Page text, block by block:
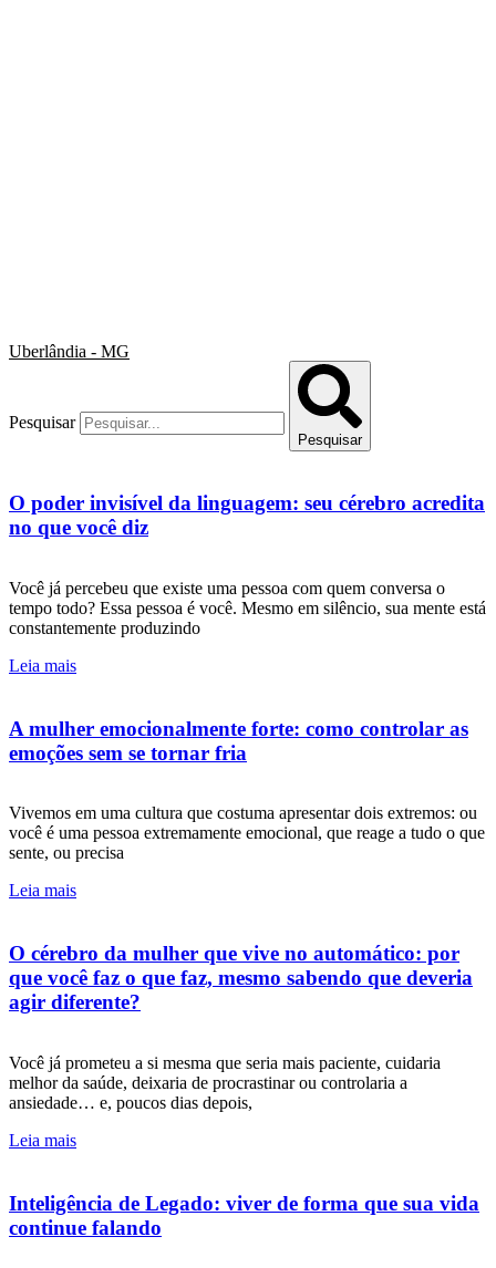
Uberlândia - MG
Pesquisar
Pesquisar
O poder invisível da linguagem: seu cérebro acredita
no que você diz
Você já percebeu que existe uma pessoa com quem conversa o
tempo todo? Essa pessoa é você. Mesmo em silêncio, sua mente está
constantemente produzindo
Leia mais
A mulher emocionalmente forte: como controlar as
emoções sem se tornar fria
Vivemos em uma cultura que costuma apresentar dois extremos: ou
você é uma pessoa extremamente emocional, que reage a tudo o que
sente, ou precisa
Leia mais
O cérebro da mulher que vive no automático: por
que você faz o que faz, mesmo sabendo que deveria
agir diferente?
Você já prometeu a si mesma que seria mais paciente, cuidaria
melhor da saúde, deixaria de procrastinar ou controlaria a
ansiedade… e, poucos dias depois,
Leia mais
Inteligência de Legado: viver de forma que sua vida
continue falando